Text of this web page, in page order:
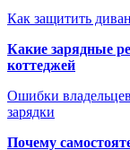
Как защитить
Какие зарядные
коттеджей
Ошибки
зарядки
Почему